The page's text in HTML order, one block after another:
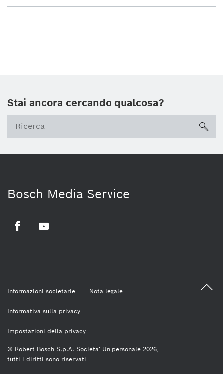
Stai ancora cercando qualcosa?
Bosch Media Service
© Robert Bosch S.p.A. Societa' Unipersonale 2026,
tutti i diritti sono riservati
Informazioni societarie Nota legale
Informativa sulla privacy
Impostazioni della privacy